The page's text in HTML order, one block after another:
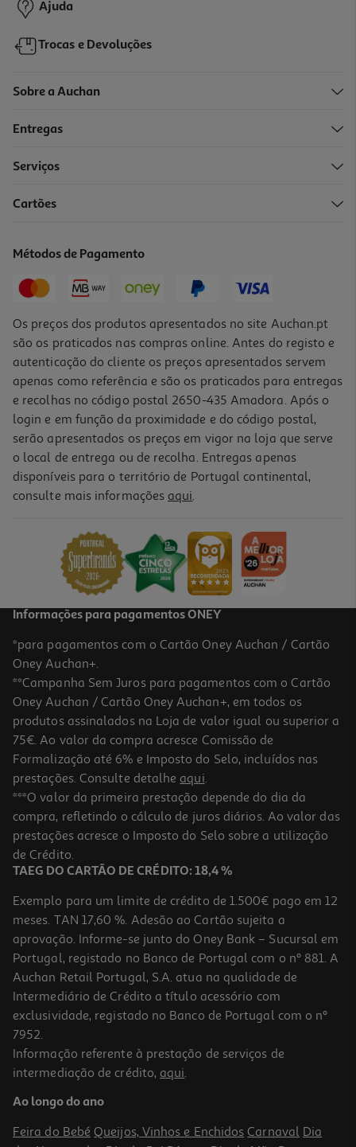
-10%
19,45 € PVP de editor
-10%
Livro O Amor E A Sua Fome De Lorena Portela
PVP de editor
14,31 €
-10%
Livro O Amor Que Escolhemos De Mariana Alvim
15.98 €/un
17,75 € PVP de editor
15,98 €
-10%
Livro Nem Todas As Árvores Morrem De Pé De Luísa Sobral
15.93 €/un
PVP de editor
15,93 €
Ajuda
Trocas e Devoluções
Sobre a Auchan
Entregas
Serviços
Cartões
Métodos de Pagamento
Os preços dos produtos apresentados no site Auchan.pt
são os praticados nas compras online. Antes do registo e
autenticação do cliente os preços apresentados servem
apenas como referência e são os praticados para entregas
e recolhas no código postal 2650-435 Amadora. Após o
login e em função da proximidade e do código postal,
serão apresentados os preços em vigor na loja que serve
o local de entrega ou de recolha. Entregas apenas
disponíveis para o território de Portugal continental,
consulte mais informações aqui.
Informações para pagamentos ONEY
*para pagamentos com o Cartão Oney Auchan / Cartão
Oney Auchan+.
**Campanha Sem Juros para pagamentos com o Cartão
Oney Auchan / Cartão Oney Auchan+, em todos os
produtos assinalados na Loja de valor igual ou superior a
75€. Ao valor da compra acresce Comissão de
Formalização até 6% e Imposto do Selo, incluídos nas
prestações. Consulte detalhe aqui.
***O valor da primeira prestação depende do dia da
compra, refletindo o cálculo de juros diários. Ao valor das
prestações acresce o Imposto do Selo sobre a utilização
de Crédito.
TAEG DO CARTÃO DE CRÉDITO: 18,4 %
Exemplo para um limite de crédito de 1.500€ pago em 12
meses. TAN 17,60 %. Adesão ao Cartão sujeita a
aprovação. Informe-se junto do Oney Bank – Sucursal em
Portugal, registado no Banco de Portugal com o nº 881. A
Auchan Retail Portugal, S.A. atua na qualidade de
Intermediário de Crédito a título acessório com
exclusividade, registado no Banco de Portugal com o nº
7952.
Informação referente à prestação de serviços de
intermediação de crédito, aqui.
Ao longo do ano
Feira do Bebé Queijos, Vinhos e Enchidos Carnaval Dia